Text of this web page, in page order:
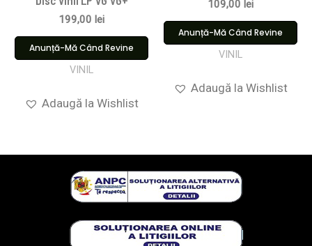
199,00 lei
Anunță-Mă Când Revine
VINIL
Adaugă la Wishlist
109,00 lei
Anunță-Mă Când Revine
VINIL
Adaugă la Wishlist